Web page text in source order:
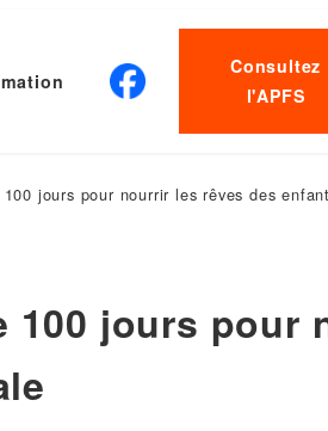
Consultez
l'APFS
jours pour nourrir les rêves des
jours pour